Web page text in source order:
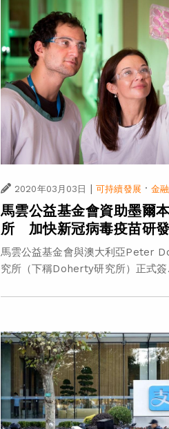
2020年03月03日 可持續發展 ·金
馬雲公益基金會資助墨爾
所 加快新冠病毒疫苗研發
馬雲公益基金會與澳大利亞Peter
究所（下稱Doherty研究所）正式簽